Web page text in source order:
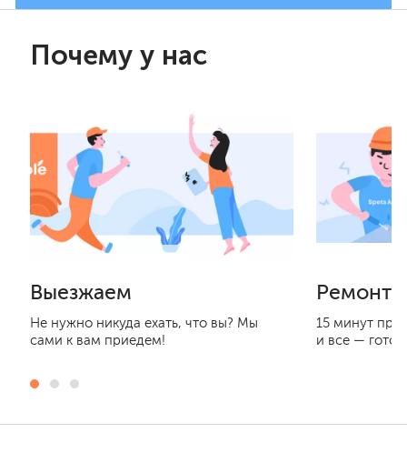
Почему у нас
Выезжаем
Не нужно никуда ехать, что вы? Мы
сами к вам приедем!
15 минут
и все —